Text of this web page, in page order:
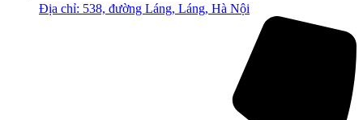
Địa chỉ: 538, đường Láng, Láng, Hà Nội